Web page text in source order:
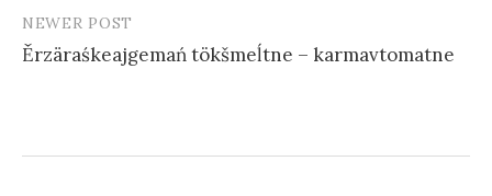
NEWER POST
Ěrzäraśkeajgemań tökšmeĺtne – karmavtomatne